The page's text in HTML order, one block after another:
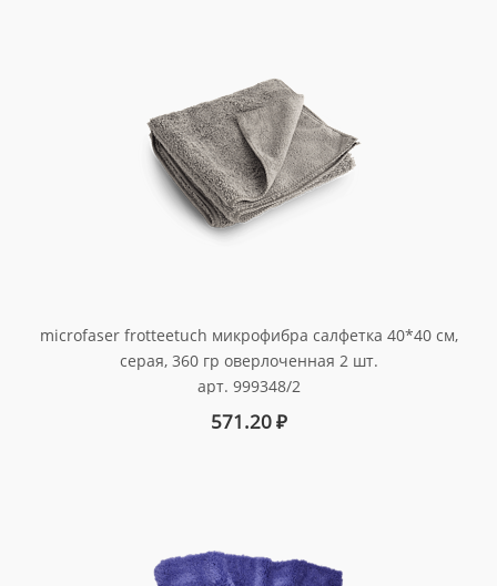
microfaser frotteetuch микрофибра салфетка 40*40 см,
серая, 360 гр оверлоченная 2 шт.
арт. 999348/2
571.20₽